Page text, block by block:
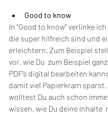
Good to know
In "Good to know" verlinke
die super hilfreich sind und
erleichtern. Zum Beispiel
vor, wie Du  zum Beispiel
PDF’s digital bearbeiten
damit viel Papierkram
wolltest Du auch schon
wissen, wie Du deine Inhalte